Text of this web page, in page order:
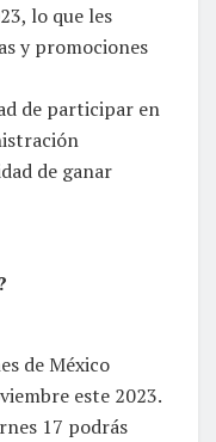
lo que les
y promociones
de participar en
de ganar
de México
este 2023.
17 podrás